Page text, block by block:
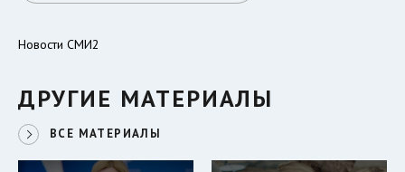
Новости СМИ2
ДРУГИЕ МАТЕРИАЛЫ
ВСЕ МАТЕРИАЛЫ